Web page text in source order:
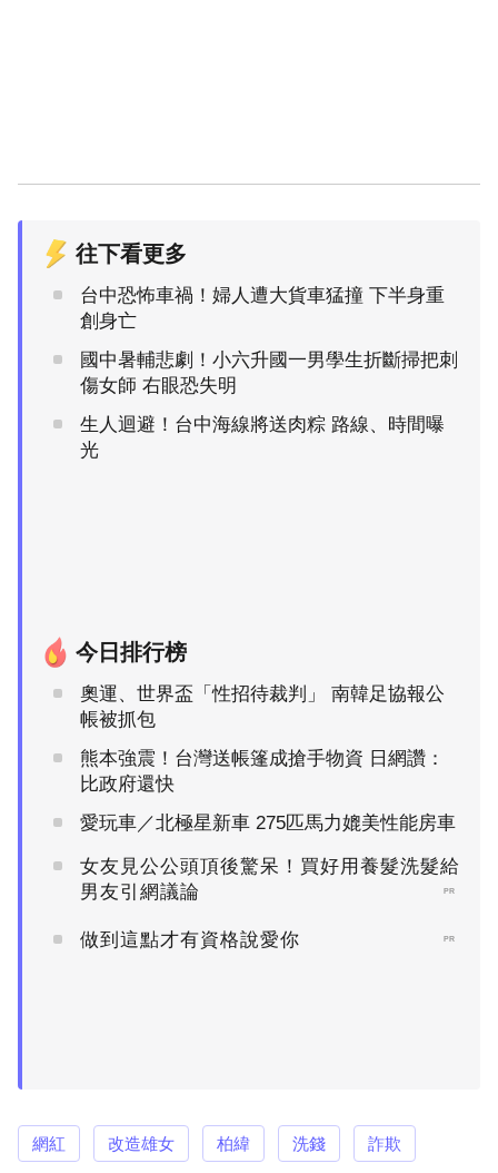
往下看更多
台中恐怖車禍！婦人遭大貨車猛撞 下半身重
創身亡
國中暑輔悲劇！小六升國一男學生折斷掃把刺
傷女師 右眼恐失明
生人迴避！台中海線將送肉粽 路線、時間曝
光
今日排行榜
奧運、世界盃「性招待裁判」 南韓足協報公
帳被抓包
熊本強震！台灣送帳篷成搶手物資 日網讚：
比政府還快
愛玩車／北極星新車 275匹馬力媲美性能房車
女友見公公頭頂後驚呆！買好用養髮洗髮給
男友引網議論
PR
做到這點才有資格說愛你 PR
網紅 改造雄女 柏緯 洗錢 詐欺